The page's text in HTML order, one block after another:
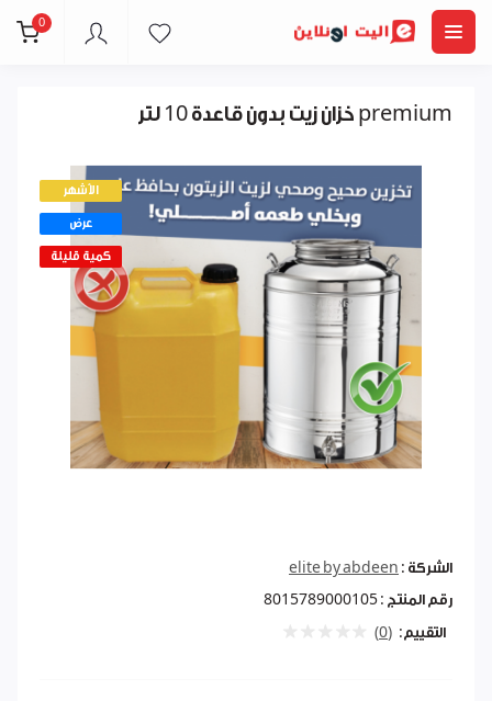
0
خزان زيت بدون قاعدة 10 لتر premium
الأشهر
عرض
كمية قليلة
الشركة : elite by abdeen
رقم المنتج : 8015789000105
التقييم: (0)